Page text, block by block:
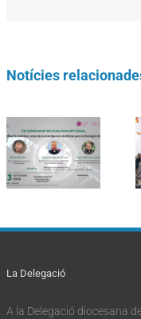
Notícies
La processó
marítima de la
Mare de Déu
del Carme
La Delegació
A la Delegació diocesana